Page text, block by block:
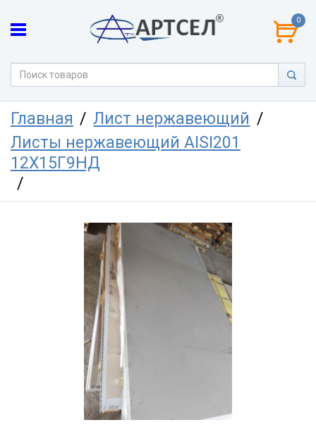
0
Главная
Лист нержавеющий
Листы нержавеющий AISI201
12Х15Г9НД